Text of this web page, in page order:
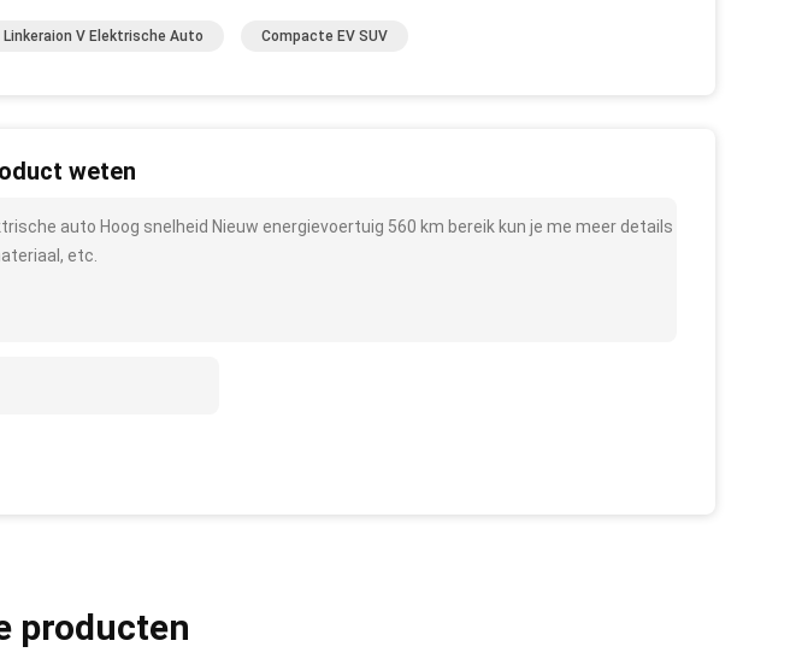
Linkeraion V Elektrische Auto Compacte EV SUV
weten
auto Hoog snelheid Nieuw energievoertuig 560 km bereik kun je me meer details
etc.
producten